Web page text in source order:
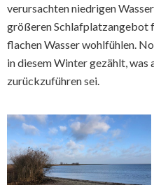
verursachten niedrigen
größeren Schlafplatzangebot
flachen Wasser wohlfühlen.
in diesem Winter gezählt, was
zurückzuführen sei.